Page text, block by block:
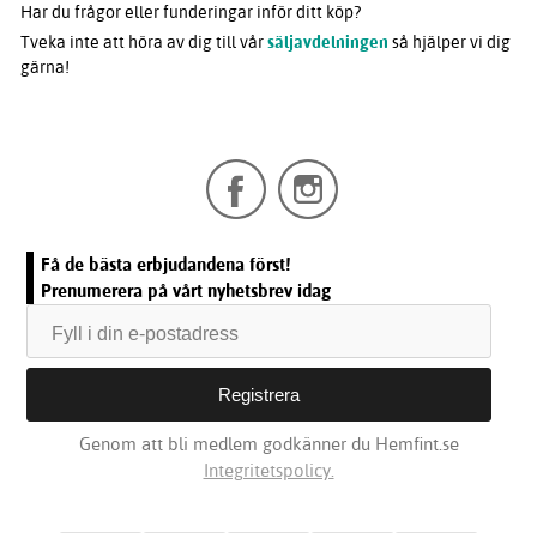
Har du frågor eller funderingar inför ditt köp?
Tveka inte att höra av dig till vårsäljavdelningen så hjälper vi dig
gärna!
Få de bästa erbjudandena först!
Prenumerera på vårt nyhetsbrev idag
Genom att bli medlem godkänner du Hemfint.se
Integritetspolicy.